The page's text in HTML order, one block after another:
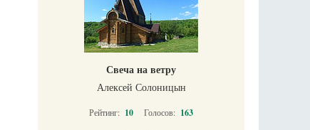
Свеча на ветру
Алексей Солоницын
Рейтинг: 10 Голосов: 163